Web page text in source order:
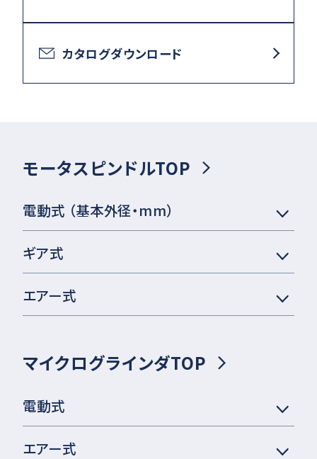
カタログダウンロード
モータスピンドルTOP
電動式 （基本外径・mm）
ギア式
エアー式
マイクログラインダTOP
電動式
エアー式